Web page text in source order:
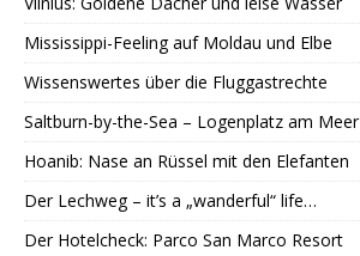
Mississippi-Feeling auf Moldau und Elbe
Wissenswertes über die Fluggastrechte
Saltburn-by-the-Sea – Logenplatz am Meer
Hoanib: Nase an Rüssel mit den Elefanten
Der Lechweg – it’s a „wanderful“ life…
Der Hotelcheck: Parco San Marco Resort